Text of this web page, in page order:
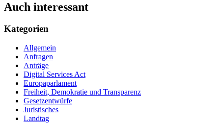
Auch interessant
Kategorien
Allgemein
Anfragen
Anträge
Digital Services Act
Europaparlament
Freiheit, Demokratie und Transparenz
Gesetzentwürfe
Juristisches
Landtag